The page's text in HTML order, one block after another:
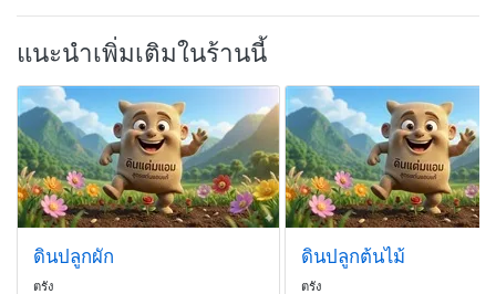
แนะนำเพิ่มเติมในร้านนี้
ดินปลูกผัก
ตรัง
ดินปลูกต้นไม้
ตรัง